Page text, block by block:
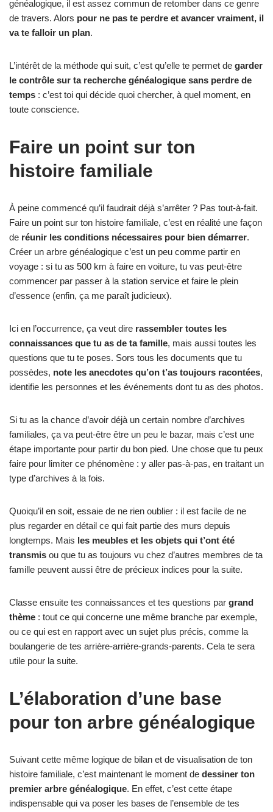
généalogique, il est assez commun de retomber dans ce genre
de travers. Alors pour ne pas te perdre et avancer vraiment, il
va te falloir un plan.
L’intérêt de la méthode qui suit, c’est qu’elle te permet de garder
le contrôle sur ta recherche généalogique sans perdre de
temps : c’est toi qui décide quoi chercher, à quel moment, en
toute conscience.
Faire un point sur ton
histoire familiale
À peine commencé qu’il faudrait déjà s’arrêter ? Pas tout-à-fait.
Faire un point sur ton histoire familiale, c’est en réalité une façon
de réunir les conditions nécessaires pour bien démarrer.
Créer un arbre généalogique c’est un peu comme partir en
voyage : si tu as 500 km à faire en voiture, tu vas peut-être
commencer par passer à la station service et faire le plein
d’essence (enfin, ça me paraît judicieux).
Ici en l’occurrence, ça veut dire rassembler toutes les
connaissances que tu as de ta famille, mais aussi toutes les
questions que tu te poses. Sors tous les documents que tu
possèdes, note les anecdotes qu’on t’as toujours racontées,
identifie les personnes et les événements dont tu as des photos.
Si tu as la chance d’avoir déjà un certain nombre d’archives
familiales, ça va peut-être être un peu le bazar, mais c’est une
étape importante pour partir du bon pied. Une chose que tu peux
faire pour limiter ce phénomène : y aller pas-à-pas, en traitant un
type d’archives à la fois.
Quoiqu’il en soit, essaie de ne rien oublier : il est facile de ne
plus regarder en détail ce qui fait partie des murs depuis
longtemps. Mais les meubles et les objets qui t’ont été
transmis ou que tu as toujours vu chez d’autres membres de ta
famille peuvent aussi être de précieux indices pour la suite.
Classe ensuite tes connaissances et tes questions par grand
thème : tout ce qui concerne une même branche par exemple,
ou ce qui est en rapport avec un sujet plus précis, comme la
boulangerie de tes arrière-arrière-grands-parents. Cela te sera
utile pour la suite.
L’élaboration d’une base
pour ton arbre généalogique
Suivant cette même logique de bilan et de visualisation de ton
histoire familiale, c’est maintenant le moment de dessiner ton
premier arbre généalogique. En effet, c’est cette étape
indispensable qui va poser les bases de l’ensemble de tes